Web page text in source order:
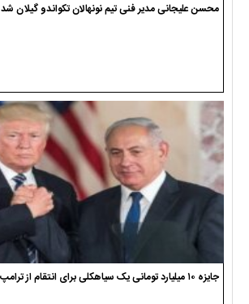
محسن علیجانی مدیر فنی تیم نونهالان تکواندو گیلان شد
جایزه ۱۰ میلیارد تومانی یک سیاهکلی برای انتقام از ترامپ و نتانیاهو